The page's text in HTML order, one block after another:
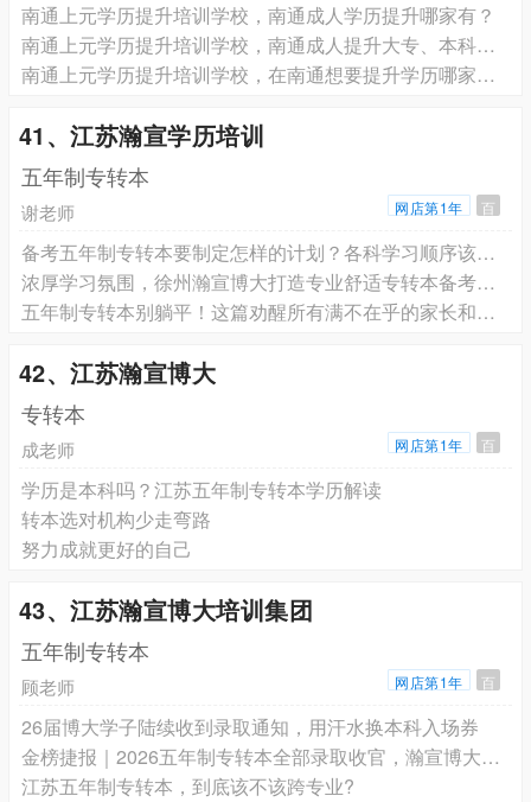
南通上元学历提升培训学校，南通成人学历提升哪家有？
南通上元学历提升培训学校，南通成人提升大专、本科学历哪家靠谱？
南通上元学历提升培训学校，在南通想要提升学历哪家靠谱？
41、江苏瀚宣学历培训
五年制专转本
谢老师 网店第1年 百
备考五年制专转本要制定怎样的计划？各科学习顺序该如何安排
浓厚学习氛围，徐州瀚宣博大打造专业舒适专转本备考环境
五年制专转本别躺平！这篇劝醒所有满不在乎的家长和同学
42、江苏瀚宣博大
专转本
成老师 网店第1年 百
学历是本科吗？江苏五年制专转本学历解读
转本选对机构少走弯路
努力成就更好的自己
43、江苏瀚宣博大培训集团
五年制专转本
顾老师 网店第1年 百
26届博大学子陆续收到录取通知，用汗水换本科入场券
金榜捷报｜2026五年制专转本全部录取收官，瀚宣博大高分扎堆、录取再创历史新高
江苏五年制专转本，到底该不该跨专业?